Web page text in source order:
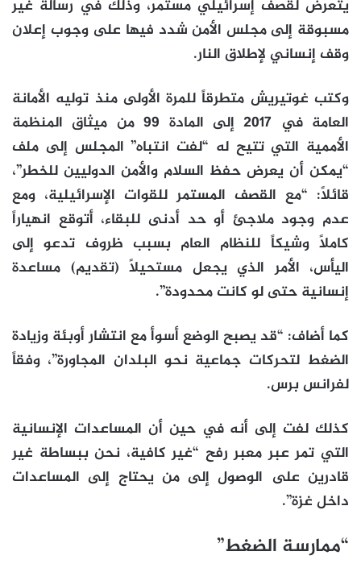
يتعرض لقصف إسرائيلي مستمر، وذلك في رسالة غير
مسبوقة إلى مجلس الأمن شدد فيها على وجوب إعلان
وقف إنساني لإطلاق النار.
وكتب غوتيريش متطرقاً للمرة الأولى منذ توليه الأمانة
العامة في 2017 إلى المادة 99 من ميثاق المنظمة
الأممية التي تتيح له “لفت انتباه” المجلس إلى ملف
“يمكن أن يعرض حفظ السلام والأمن الدوليين للخطر”،
قائلاً: “مع القصف المستمر للقوات الإسرائيلية، ومع
عدم وجود ملاجئ أو حد أدنى للبقاء، أتوقع انهياراً
كاملاً وشيكاً للنظام العام بسبب ظروف تدعو إلى
اليأس، الأمر الذي يجعل مستحيلاً (تقديم) مساعدة
إنسانية حتى لو كانت محدودة”.
كما أضاف: “قد يصبح الوضع أسوأ مع انتشار أوبئة وزيادة
الضغط لتحركات جماعية نحو البلدان المجاورة”، وفقاً
لفرانس برس.
كذلك لفت إلى أنه في حين أن المساعدات الإنسانية
التي تمر عبر معبر رفح “غير كافية، نحن ببساطة غير
قادرين على الوصول إلى من يحتاج إلى المساعدات
داخل غزة”.
“ممارسة الضغط”